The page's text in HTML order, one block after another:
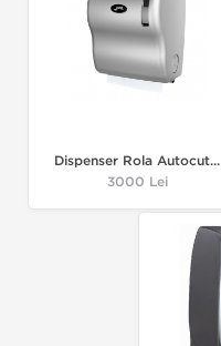
Dispenser Rola Autocut...
Pret
3000 Lei